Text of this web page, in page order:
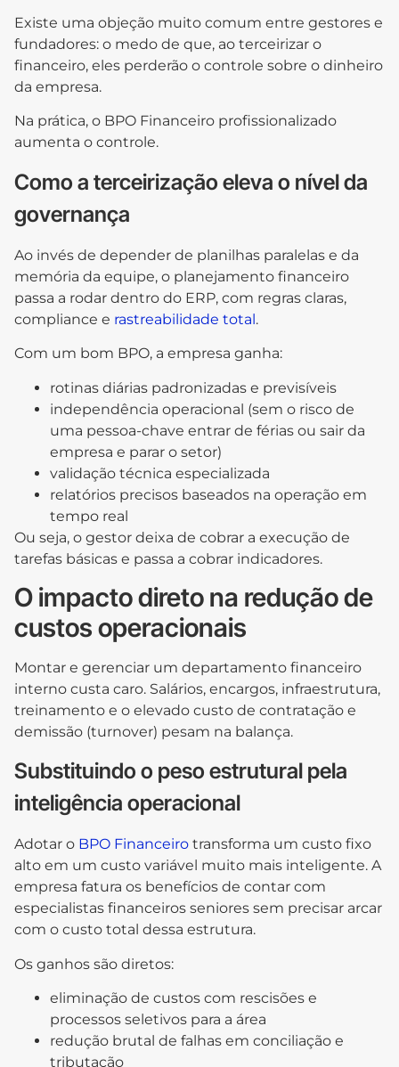
Existe uma objeção muito comum entre gestores e
fundadores: o medo de que, ao terceirizar o
financeiro, eles perderão o controle sobre o dinheiro
da empresa.
Na prática, o BPO Financeiro profissionalizado
aumenta o controle.
Como a terceirização eleva o nível da
governança
Ao invés de depender de planilhas paralelas e da
memória da equipe, o planejamento financeiro
passa a rodar dentro do ERP, com regras claras,
compliance e rastreabilidade total.
Com um bom BPO, a empresa ganha:
rotinas diárias padronizadas e previsíveis
independência operacional (sem o risco de
uma pessoa-chave entrar de férias ou sair da
empresa e parar o setor)
validação técnica especializada
relatórios precisos baseados na operação em
tempo real
Ou seja, o gestor deixa de cobrar a execução de
tarefas básicas e passa a cobrar indicadores.
O impacto direto na redução de
custos operacionais
Montar e gerenciar um departamento financeiro
interno custa caro. Salários, encargos, infraestrutura,
treinamento e o elevado custo de contratação e
demissão (turnover) pesam na balança.
Substituindo o peso estrutural pela
inteligência operacional
Adotar o BPO Financeiro transforma um custo fixo
alto em um custo variável muito mais inteligente. A
empresa fatura os benefícios de contar com
especialistas financeiros seniores sem precisar arcar
com o custo total dessa estrutura.
Os ganhos são diretos:
eliminação de custos com rescisões e
processos seletivos para a área
redução brutal de falhas em conciliação e
tributação